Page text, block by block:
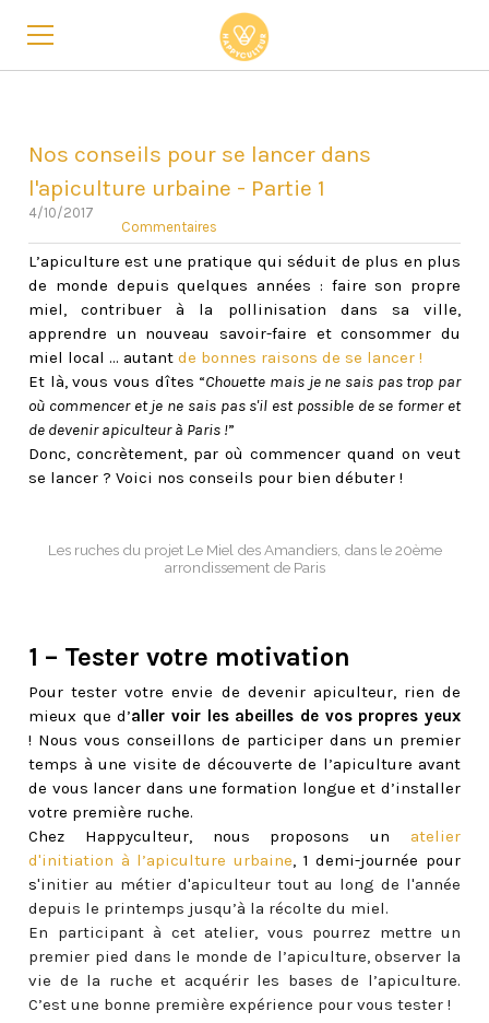
Nos conseils pour se lancer dans
l'apiculture urbaine - Partie 1
4/10/2017
Commentaires
L’apiculture est une pratique qui séduit de plus en plus
de monde depuis quelques années : faire son propre
miel, contribuer à la pollinisation dans sa ville,
apprendre un nouveau savoir-faire et consommer du
miel local … autant de bonnes raisons de se lancer !
Et là, vous vous dîtes “Chouette mais je ne sais pas trop par
où commencer et je ne sais pas s'il est possible de se former et
de devenir apiculteur à Paris !”
Donc, concrètement, par où commencer quand on veut
se lancer ? Voici nos conseils pour bien débuter !
Les ruches du projet Le Miel des Amandiers, dans le 20ème
arrondissement de Paris
1 – Tester votre motivation
Pour tester votre envie de devenir apiculteur, rien de
mieux que d’aller voir les abeilles de vos propres yeux
! Nous vous conseillons de participer dans un premier
temps à une visite de découverte de l’apiculture avant
de vous lancer dans une formation longue et d’installer
votre première ruche.
Chez Happyculteur, nous proposons un atelier
d'initiation à l’apiculture urbaine, 1 demi-journée pour
s'initier au métier d'apiculteur tout au long de l'année
depuis le printemps jusqu’à la récolte du miel.
En participant à cet atelier, vous pourrez mettre un
premier pied dans le monde de l’apiculture, observer la
vie de la ruche et acquérir les bases de l’apiculture.
C’est une bonne première expérience pour vous tester !
L'ÉCOLE
LE BON CADEAU 🎁
BLOG
QUI SOMMES-NOUS ?